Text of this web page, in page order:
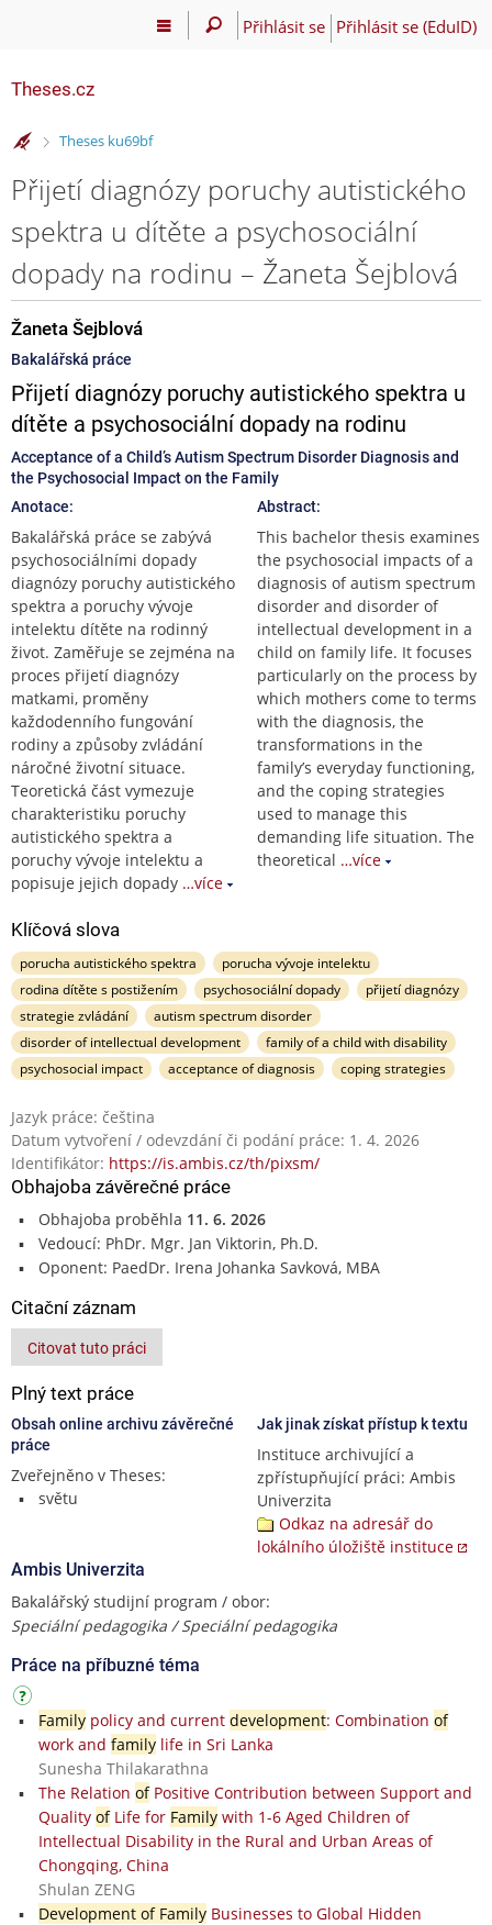
Přihlásit se Přihlásit se (EduID)
Theses.cz
>
Theses ku69bf
Přijetí diagnózy poruchy autistického
spektra u dítěte a psychosociální
dopady na rodinu – Žaneta Šejblová
Žaneta Šejblová
Bakalářská práce
Přijetí diagnózy poruchy autistického spektra u
dítěte a psychosociální dopady na rodinu
Acceptance of a Child’s Autism Spectrum Disorder Diagnosis and
the Psychosocial Impact on the Family
Anotace:
Bakalářská práce se zabývá
psychosociálními dopady
diagnózy poruchy autistického
spektra a poruchy vývoje
intelektu dítěte na rodinný
život. Zaměřuje se zejména na
proces přijetí diagnózy
matkami, proměny
každodenního fungování
rodiny a způsoby zvládání
náročné životní situace.
Teoretická část vymezuje
charakteristiku poruchy
autistického spektra a
poruchy vývoje intelektu a
popisuje jejich dopady …více
Abstract:
This bachelor thesis examines
the psychosocial impacts of a
diagnosis of autism spectrum
disorder and disorder of
intellectual development in a
child on family life. It focuses
particularly on the process by
which mothers come to terms
with the diagnosis, the
transformations in the
family’s everyday functioning,
and the coping strategies
used to manage this
demanding life situation. The
theoretical …více
Klíčová slova
porucha autistického spektra
porucha vývoje intelektu
rodina dítěte s postižením
psychosociální dopady
přijetí diagnózy
strategie zvládání
autism spectrum disorder
disorder of intellectual development
family of a child with disability
psychosocial impact
acceptance of diagnosis coping strategies
Jazyk práce: čeština
Datum vytvoření / odevzdání či podání práce: 1. 4. 2026
Identifikátor: https://is.ambis.cz/th/pixsm/
Obhajoba závěrečné práce
Obhajoba proběhla 11. 6. 2026
Vedoucí: PhDr. Mgr. Jan Viktorin, Ph.D.
Oponent: PaedDr. Irena Johanka Savková, MBA
Citační záznam
Citovat tuto práci
Plný text práce
Obsah online archivu závěrečné
práce
Zveřejněno v Theses:
světu
Jak jinak získat přístup k textu
Instituce archivující a
zpřístupňující práci: Ambis
Univerzita
Odkaz na adresář do
lokálního úložiště instituce
Ambis Univerzita
Bakalářský studijní program / obor:
Speciální pedagogika / Speciální pedagogika
Práce na příbuzné téma
Familypolicy and current development: Combination of
work and familylife in Sri Lanka
Sunesha Thilakarathna
The Relation ofPositive Contribution between Support and
Quality ofLife for Familywith 1-6 Aged Children of
Intellectual Disability in the Rural and Urban Areas of
Chongqing, China
Shulan ZENG
Development of FamilyBusinesses to Global Hidden